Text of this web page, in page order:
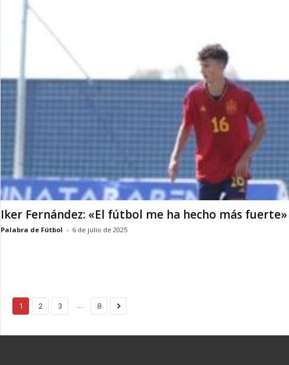
Iker Fernández: «El fútbol me ha hecho más fuerte»
Palabra de Fútbol - 6 de julio de 2025
1 2 3 ... 8